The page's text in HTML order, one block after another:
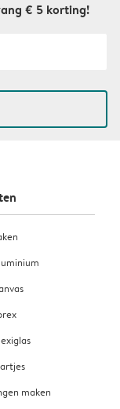
€ 5 korting!
maken